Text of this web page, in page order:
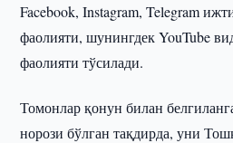
Facebook, Instagram, Telegram
фаолияти, шунингдек YouTube
фаолияти тўсилади.
Томонлар қонун билан
норози бўлган тақдирда, уни